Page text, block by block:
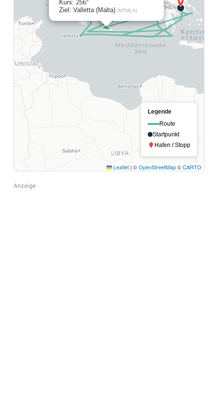
Kurs: 256°
Ziel: Valletta (Malta) (MTMLA)
Leaflet | ©OpenStreetMap©CARTO
Legende
Route
Startpunkt
Hafen / Stopp
Anzeige